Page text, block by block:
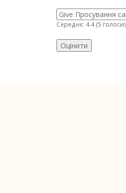
Середнє: 4.4 (5 голоси)